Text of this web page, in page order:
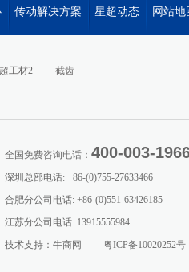
传动解决方案 星超动态 网站地
工材2 截齿
全国免费咨询电话： 400-003-
深圳总部电话: +86-(0)755-27633466
合肥分公司电话: +86-(0)551-63426185
江苏分公司电话: 13915555984
技术支持： 牛商网 粤ICP备10020252号